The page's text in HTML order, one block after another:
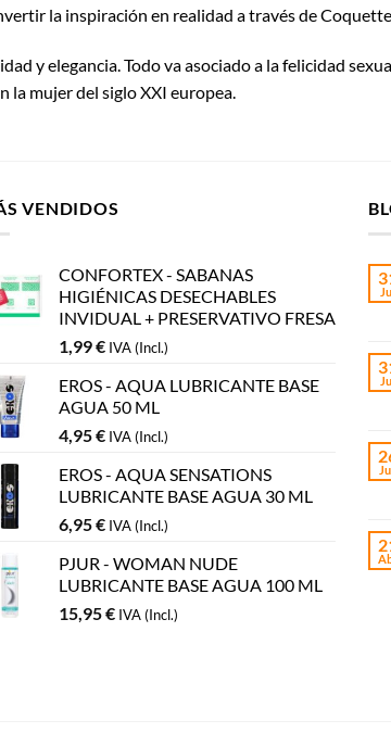
la inspiración en realidad a través de
y elegancia. Todo va asociado a la felicidad
la mujer del siglo XXI europea.
VENDIDOS
CONFORTEX - SABANAS
HIGIÉNICAS DESECHABLES
INVIDUAL + PRESERVATIVO FRESA
1,99€ IVA (Incl.)
EROS - AQUA LUBRICANTE BASE
AGUA 50 ML
4,95€ IVA (Incl.)
EROS - AQUA SENSATIONS
LUBRICANTE BASE AGUA 30 ML
6,95€ IVA (Incl.)
PJUR - WOMAN NUDE
LUBRICANTE BASE AGUA 100 ML
15,95€ IVA (Incl.)
Jul
Jul